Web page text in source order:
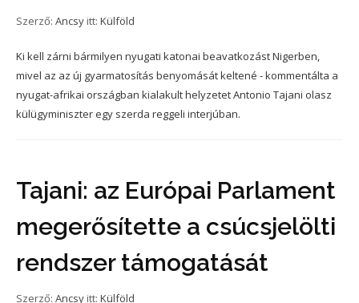
Szerző: Ancsy itt: Külföld
Ki kell zárni bármilyen nyugati katonai beavatkozást Nigerben,
mivel az az új gyarmatosítás benyomását keltené - kommentálta a
nyugat-afrikai országban kialakult helyzetet Antonio Tajani olasz
külügyminiszter egy szerda reggeli interjúban.
Tajani: az Európai Parlament
megerősítette a csúcsjelölti
rendszer támogatását
Szerző: Ancsy itt: Külföld